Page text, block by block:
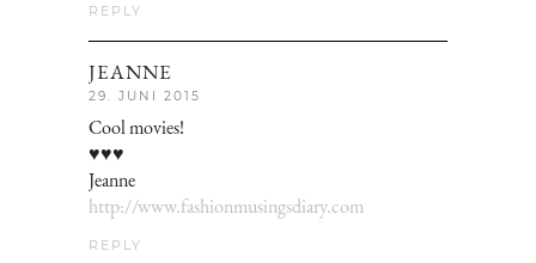
REPLY
JEANNE
29. JUNI 2015
Cool movies!
♥♥♥
Jeanne
http://www.fashionmusingsdiary.com
REPLY